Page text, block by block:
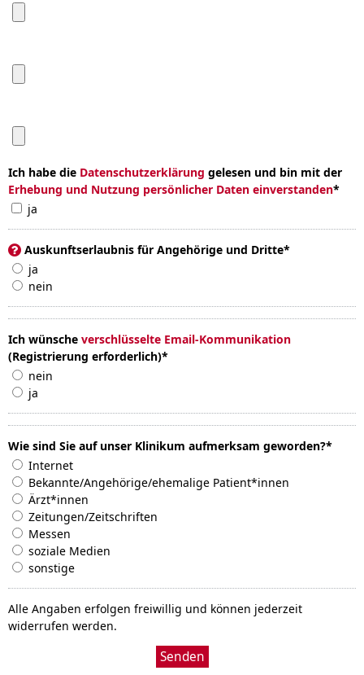
Ich habe die Datenschutzerklärung gelesen und bin mit der
Erhebung und Nutzung persönlicher Daten einverstanden*
ja
Auskunftserlaubnis für Angehörige und Dritte*
ja
nein
Ich wünsche verschlüsselte Email-Kommunikation
(Registrierung erforderlich)*
nein
ja
Wie sind Sie auf unser Klinikum aufmerksam geworden?*
Internet
Bekannte/Angehörige/ehemalige Patient*innen
Ärzt*innen
Zeitungen/Zeitschriften
Messen
soziale Medien
sonstige
Alle Angaben erfolgen freiwillig und können jederzeit
widerrufen werden.